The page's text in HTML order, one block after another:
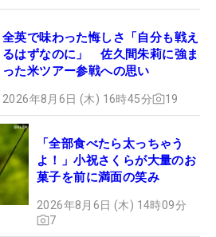
全英で味わった悔しさ「自分も戦え
るはずなのに」 佐久間朱莉に強ま
った米ツアー参戦への思い
2026年8月6日 (木) 16時45分 19
「全部食べたら太っちゃう
よ！」小祝さくらが大量のお
菓子を前に満面の笑み
2026年8月6日 (木) 14時09分
7